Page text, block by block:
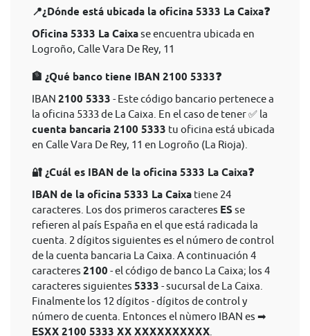
📍¿Dónde está ubicada la oficina 5333 La Caixa❓
Oficina 5333 La Caixase encuentra ubicada en
Logroño, Calle Vara De Rey, 11
🏦 ¿Qué banco tiene IBAN 2100 5333❓
IBAN 2100 5333 - Este código bancario pertenece a
la oficina 5333 de La Caixa. En el caso de tener ✅ la
cuenta bancaria 2100 5333 tu oficina está ubicada
en Calle Vara De Rey, 11 en Logroño (La Rioja).
🔐 ¿Cuál es IBAN de la oficina 5333 La Caixa❓
IBAN de la oficina 5333 La Caixa tiene 24
caracteres. Los dos primeros caracteres ES se
refieren al país España en el que está radicada la
cuenta. 2 dígitos siguientes es el número de control
de la cuenta bancaria La Caixa. A continuación 4
caracteres 2100 - el código de banco La Caixa; los 4
caracteres siguientes 5333 - sucursal de La Caixa.
Finalmente los 12 dígitos - dígitos de control y
número de cuenta. Entonces el nùmero IBAN es ➡
ESXX 2100 5333 XX XXXXXXXXXX